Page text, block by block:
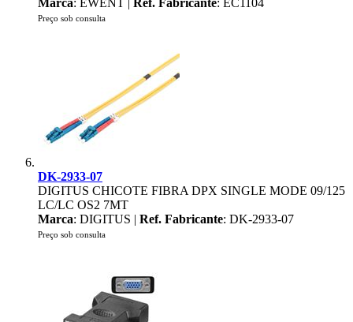
Marca: EWENT | Ref. Fabricante: EC1104
Preço sob consulta
DK-2933-07
DIGITUS CHICOTE FIBRA DPX SINGLE MODE 09/125
LC/LC OS2 7MT
Marca: DIGITUS | Ref. Fabricante: DK-2933-07
Preço sob consulta